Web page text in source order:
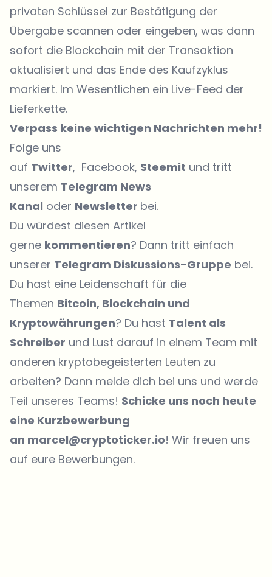
privaten Schlüssel zur Bestätigung der
Übergabe scannen oder eingeben, was dann
sofort die Blockchain mit der Transaktion
aktualisiert und das Ende des Kaufzyklus
markiert. Im Wesentlichen ein Live-Feed der
Lieferkette.
Verpass keine wichtigen Nachrichten mehr!
Folge uns
auf Twitter, Facebook, Steemit und tritt
unserem Telegram News
Kanal oder Newsletter bei.
Du würdest diesen Artikel
gerne kommentieren? Dann tritt einfach
unserer Telegram Diskussions-Gruppe bei.
Du hast eine Leidenschaft für die
Themen Bitcoin, Blockchain und
Kryptowährungen? Du hast Talent als
Schreiber und Lust darauf in einem Team mit
anderen kryptobegeisterten Leuten zu
arbeiten? Dann melde dich bei uns und werde
Teil unseres Teams! Schicke uns noch heute
eine Kurzbewerbung
an marcel@cryptoticker.io! Wir freuen uns
auf eure Bewerbungen.